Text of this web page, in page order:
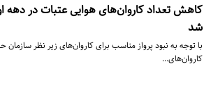
کاهش تعداد کاروان‌های هوایی عتبات در
شد
با توجه به نبود پرواز مناسب برای کاروان‌های زیر نظر
کاروان‌های…